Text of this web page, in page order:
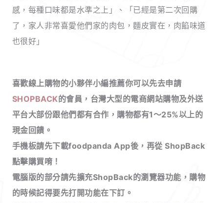
感，每種口味都是水準之上」、「已經是第二次回購
了，家人非常喜愛他們家的肉包，麵皮實在，肉餡味道
也很好」
喜歡線上購物的小夥伴小編推薦你可以先去申請
SHOPBACK的會員，台灣大型的電商網站購物及外送
平台大部份跟他們都有合作，購物都有1～25%以上的
現金回饋 。
手機板請先下載foodpanda App後，再從 ShopBack
點擊購買唷！
電腦版的部分請先擴充ShopBack的瀏覽器功能，購物
的時候記得要先打開功能在下訂。